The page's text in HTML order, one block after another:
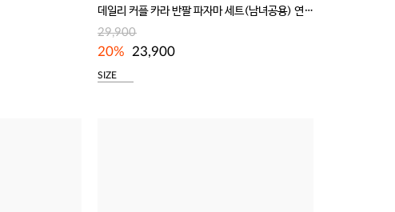
데일리 커플 카라 반팔 파자마 세트(남녀공용) 연바이올렛
29,900
20% 23,900
SIZE